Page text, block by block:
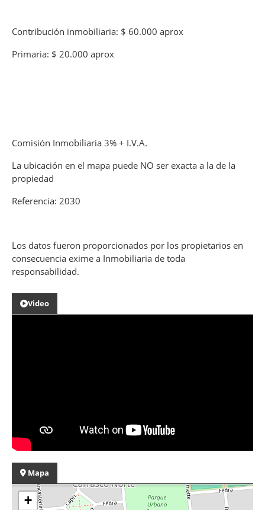
Contribución inmobiliaria: $ 60.000 aprox
Primaria: $ 20.000 aprox
Comisión Inmobiliaria 3% + I.V.A.
La ubicación en el mapa puede NO ser exacta a la de la
propiedad
Referencia: 2030
Los datos fueron proporcionados por los propietarios en
consecuencia exime a Inmobiliaria de toda
responsabilidad.
Video
Mapa
+